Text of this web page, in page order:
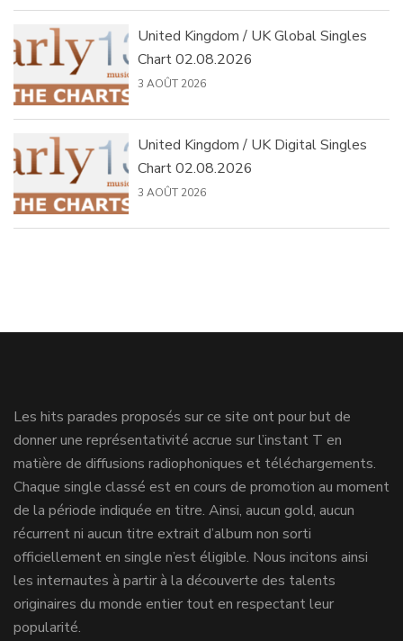
United Kingdom / UK Global Singles
Chart 02.08.2026
3 AOÛT 2026
United Kingdom / UK Digital Singles
Chart 02.08.2026
3 AOÛT 2026
Les hits parades proposés sur ce site ont pour but de
donner une représentativité accrue sur l’instant T en
matière de diffusions radiophoniques et téléchargements.
Chaque single classé est en cours de promotion au moment
de la période indiquée en titre. Ainsi, aucun gold, aucun
récurrent ni aucun titre extrait d’album non sorti
officiellement en single n’est éligible. Nous incitons ainsi
les internautes à partir à la découverte des talents
originaires du monde entier tout en respectant leur
popularité.